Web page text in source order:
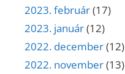
2023. február(17)
2023. január(12)
2022. december(12)
2022. november(13)